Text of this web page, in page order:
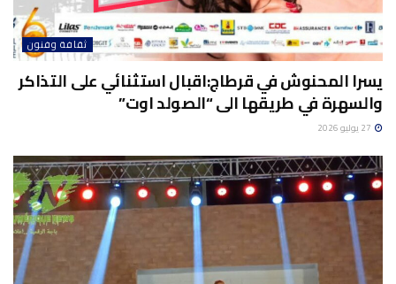
ثقافة وفنون
يسرا المحنوش في قرطاج:اقبال استثنائي على التذاكر
والسهرة في طريقها الى “الصولد اوت”